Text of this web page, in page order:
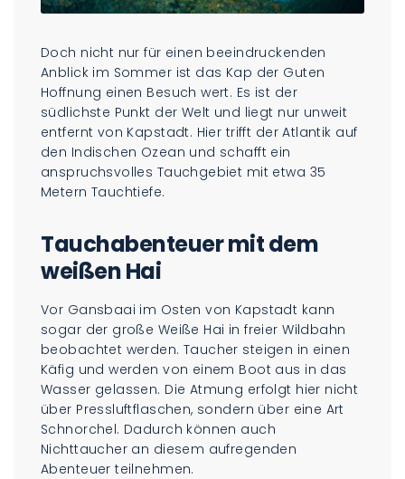
Doch nicht nur für einen beeindruckenden
Anblick im Sommer ist das Kap der Guten
Hoffnung einen Besuch wert. Es ist der
südlichste Punkt der Welt und liegt nur unweit
entfernt von Kapstadt. Hier trifft der Atlantik auf
den Indischen Ozean und schafft ein
anspruchsvolles Tauchgebiet mit etwa 35
Metern Tauchtiefe.
Tauchabenteuer mit dem
weißen Hai
Vor Gansbaai im Osten von Kapstadt kann
sogar der große Weiße Hai in freier Wildbahn
beobachtet werden. Taucher steigen in einen
Käfig und werden von einem Boot aus in das
Wasser gelassen. Die Atmung erfolgt hier nicht
über Pressluftflaschen, sondern über eine Art
Schnorchel. Dadurch können auch
Nichttaucher an diesem aufregenden
Abenteuer teilnehmen.